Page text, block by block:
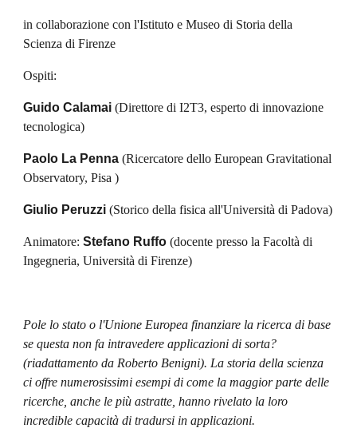
in collaborazione con l'Istituto e Museo di Storia della
Scienza di Firenze
Ospiti:
Guido Calamai (Direttore di I2T3, esperto di innovazione
tecnologica)
Paolo La Penna (Ricercatore dello European Gravitational
Observatory, Pisa )
Giulio Peruzzi (Storico della fisica all'Università di Padova)
Animatore: Stefano Ruffo (docente presso la Facoltà di
Ingegneria, Università di Firenze)
Pole lo stato o l'Unione Europea finanziare la ricerca di base
se questa non fa intravedere applicazioni di sorta?
(riadattamento da Roberto Benigni). La storia della scienza
ci offre numerosissimi esempi di come la maggior parte delle
ricerche, anche le più astratte, hanno rivelato la loro
incredible capacità di tradursi in applicazioni.